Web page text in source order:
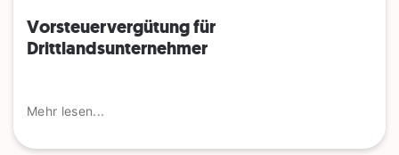
Vorsteuervergütung für
Drittlandsunternehmer
Mehr lesen...